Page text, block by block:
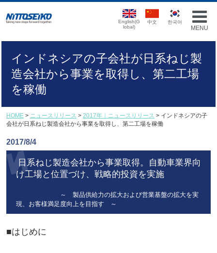
MENU
English(G
lobal)
中文 한국어
インドネシアの子会社が日系ねじ製
造会社から事業を取得し、第二工場
を稼働
HOME > ニュースリリース > 2017年｜ニュースリリース > インドネシアの子
会社が日系ねじ製造会社から事業を取得し、第二工場を稼働
2017/8/4
日系ねじ製造会社から事業取得。自動車業界向
け工場と位置づけ、戦略的投資を実施
～ 製品供給力の拡大および営業基盤の拡大を実
現、お客様満足度向上を目指す ～
■はじめに